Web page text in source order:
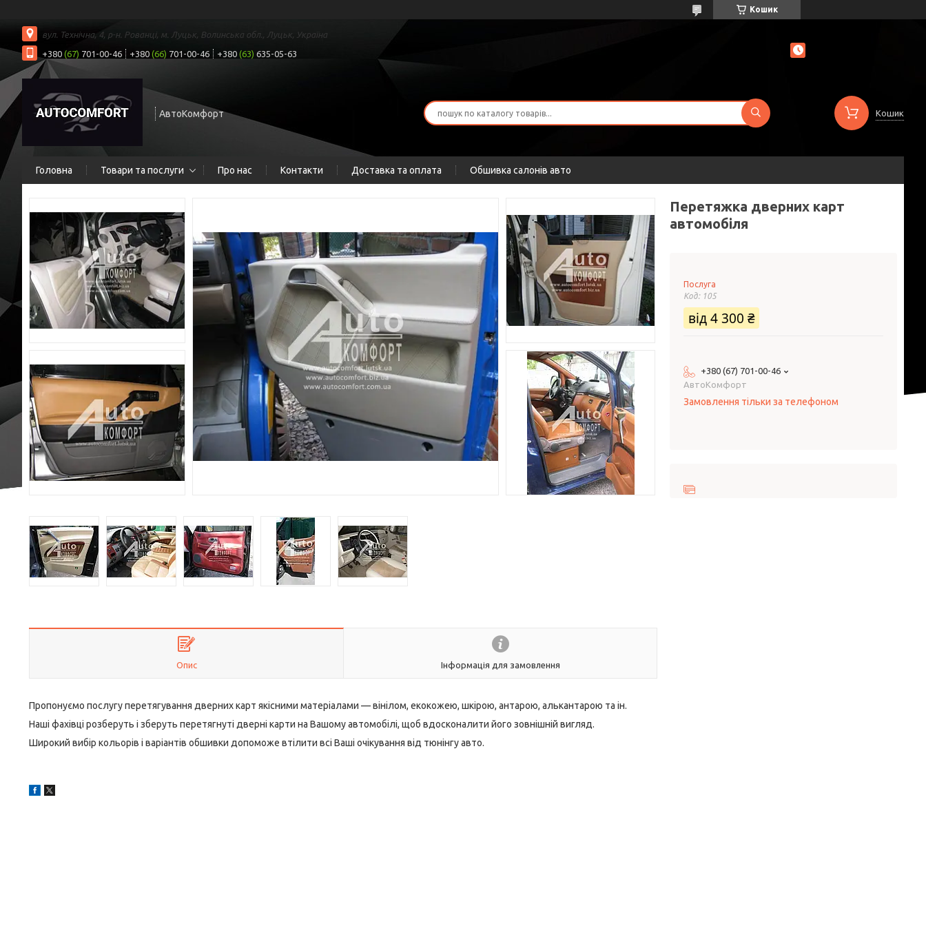
Кошик
вул. Технічна, 4, р-н. Рованці, м. Луцьк, Волинська обл., Луцьк, Україна
+380 (67) 701-00-46 +380 (66) 701-00-46 +380 (63) 635-05-63
АвтоКомфорт Кошик
Головна Товари та послуги Про нас Контакти Доставка та оплата Обшивка салонів авто
Опис Інформація для замовлення
Пропонуємо послугу перетягування дверних карт якісними матеріалами — вінілом, екокожею, шкірою, антарою, алькантарою та ін.
Наші фахівці розберуть і зберуть перетягнуті дверні карти на Вашому автомобілі, щоб вдосконалити його зовнішній вигляд.
Широкий вибір кольорів і варіантів обшивки допоможе втілити всі Ваші очікування від тюнінгу авто.
Перетяжка дверних карт
автомобіля
Послуга
Код: 105
від4 300 ₴
+380 (67) 701-00-46
AвтоКомфорт
Замовлення тільки за телефоном